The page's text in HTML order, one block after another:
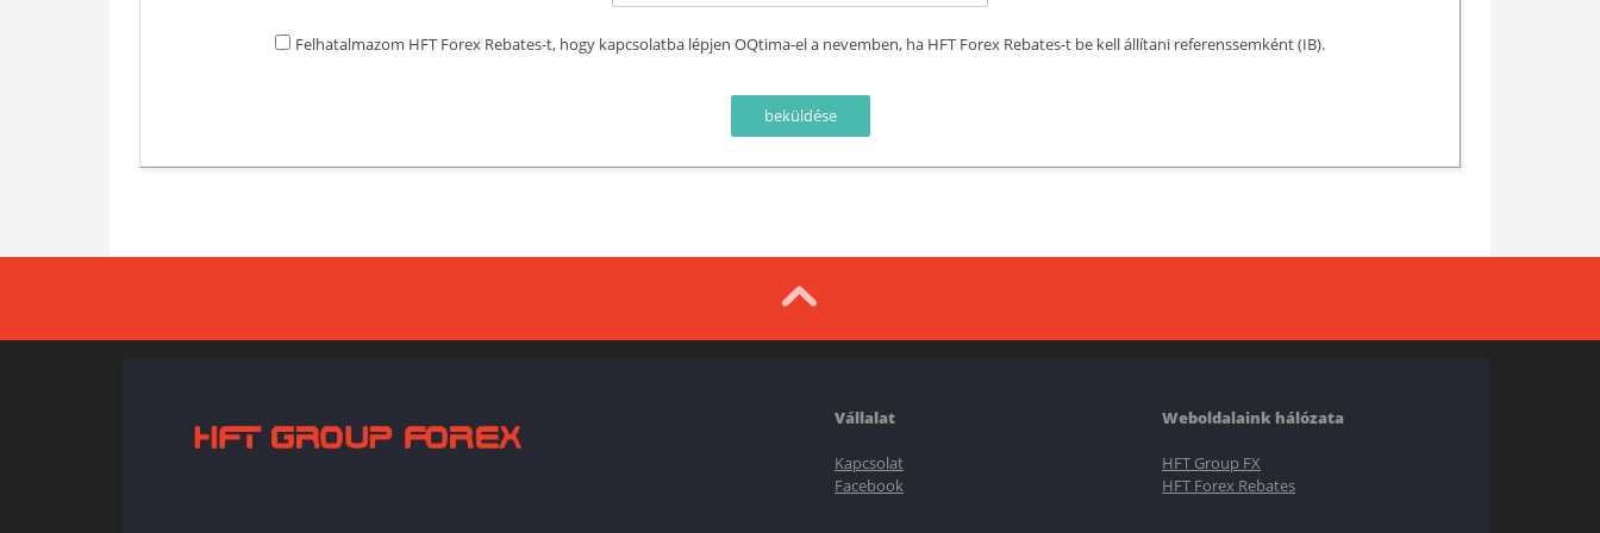
Felhatalmazom HFT Forex Rebates-t, hogy kapcsolatba lépjen OQtima-el a nevemben, ha HFT Forex Rebates-t be kell állítani referenssemként (IB).
Vállalat
Kapcsolat
Facebook
Weboldalaink hálózata
HFT Group FX
HFT Forex Rebates